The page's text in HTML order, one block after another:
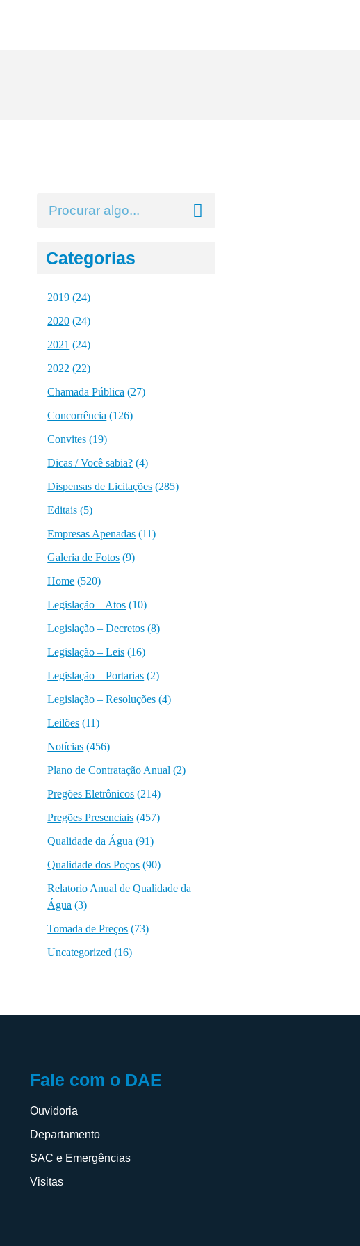
Categorias
2019 (24)
2020 (24)
2021 (24)
2022 (22)
Chamada Pública (27)
Concorrência (126)
Convites (19)
Dicas / Você sabia? (4)
Dispensas de Licitações (285)
Editais (5)
Empresas Apenadas (11)
Galeria de Fotos (9)
Home (520)
Legislação – Atos (10)
Legislação – Decretos (8)
Legislação – Leis (16)
Legislação – Portarias (2)
Legislação – Resoluções (4)
Leilões (11)
Notícias (456)
Plano de Contratação Anual (2)
Pregões Eletrônicos (214)
Pregões Presenciais (457)
Qualidade da Água (91)
Qualidade dos Poços (90)
Relatorio Anual de Qualidade da
Água (3)
Tomada de Preços (73)
Uncategorized (16)
Fale com o DAE
Ouvidoria
Departamento
SAC e Emergências
Visitas